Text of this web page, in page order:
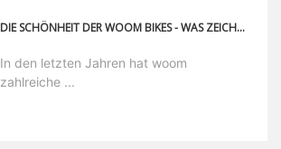
DIE SCHÖNHEIT DER WOOM BIKES - WAS ZEICHNET DAS DESIGN DER WOOM BIKES AUS?
In den letzten Jahren hat woom
zahlreiche ...